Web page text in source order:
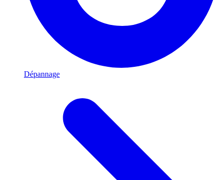
Dépannage